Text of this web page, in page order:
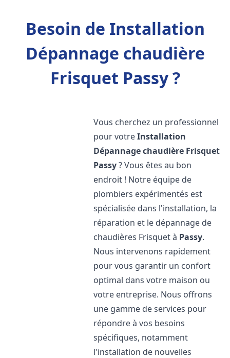
Besoin de Installation
Dépannage chaudière
Frisquet Passy ?
Vous cherchez un professionnel
pour votreInstallation
Dépannage chaudière Frisquet
Passy? Vous êtes au bon
endroit ! Notre équipe de
plombiers expérimentés est
spécialisée dans l'installation, la
réparation et le dépannage de
chaudières Frisquet à Passy.
Nous intervenons rapidement
pour vous garantir un confort
optimal dans votre maison ou
votre entreprise. Nous offrons
une gamme de services pour
répondre à vos besoins
spécifiques, notamment
l'installation de nouvelles